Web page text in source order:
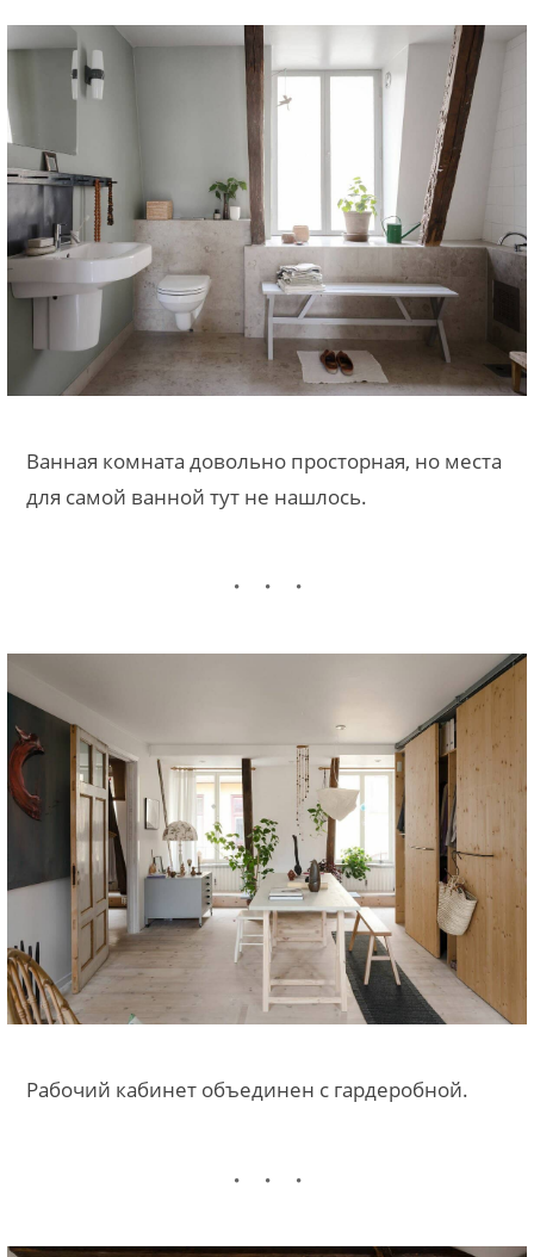
Ванная комната довольно просторная, но места
для самой ванной тут не нашлось.
Рабочий кабинет объединен с гардеробной.